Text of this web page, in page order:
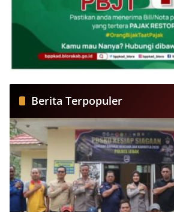
Berita Terpopuler